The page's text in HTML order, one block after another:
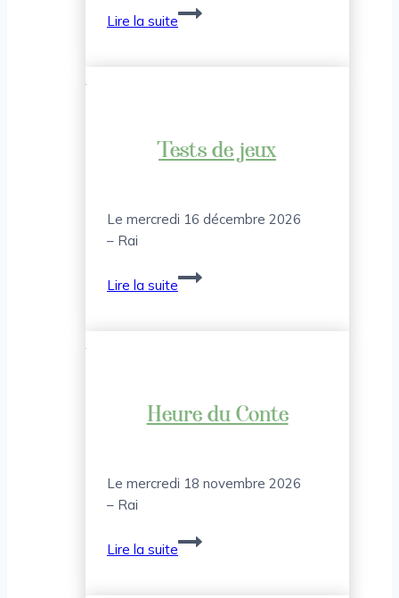
Lire la suite
Heure
du
Tests de jeux
Le mercredi 16 décembre 2026
– Rai
Lire la suite
Tests
de
Heure du Conte
Le mercredi 18 novembre 2026
– Rai
Lire la suite
Heure
du